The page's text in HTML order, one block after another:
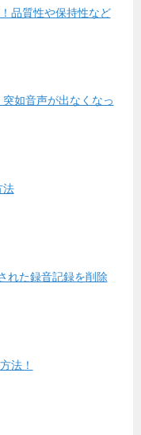
品質性や保持性など
如音声が出なくなっ
法
れた録音記録を削除
法！